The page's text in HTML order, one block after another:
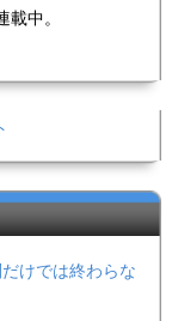
中。
けでは終わらな